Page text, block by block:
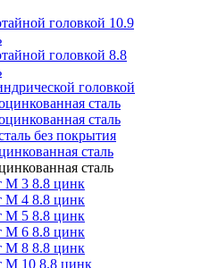
головкой 10.9
головкой 8.8
головкой
сталь
сталь
без покрытия
сталь
сталь
М 3 8.8 цинк
М 4 8.8 цинк
М 5 8.8 цинк
М 6 8.8 цинк
М 8 8.8 цинк
М 10 8.8 цинк